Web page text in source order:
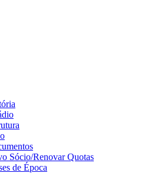
Sócio/Renovar Quotas
de Época